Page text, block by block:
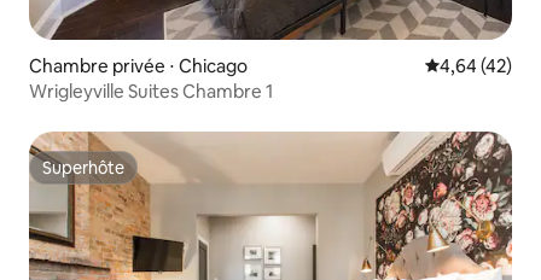
Chambre privée ⋅ Chicago Évaluation
4,64 (42)
Wrigleyville Suites Chambre 1
Superhôte
Superhôte